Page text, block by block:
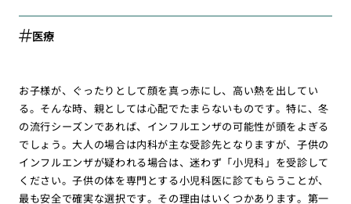
医療
お子様が、ぐったりとして顔を真っ赤にし、高い熱を出してい
る。そんな時、親としては心配でたまらないものです。特に、冬
の流行シーズンであれば、インフルエンザの可能性が頭をよぎる
でしょう。大人の場合は内科が主な受診先となりますが、子供の
インフルエンザが疑われる場合は、迷わず「小児科」を受診して
ください。子供の体を専門とする小児科医に診てもらうことが、
最も安全で確実な選択です。その理由はいくつかあります。第一